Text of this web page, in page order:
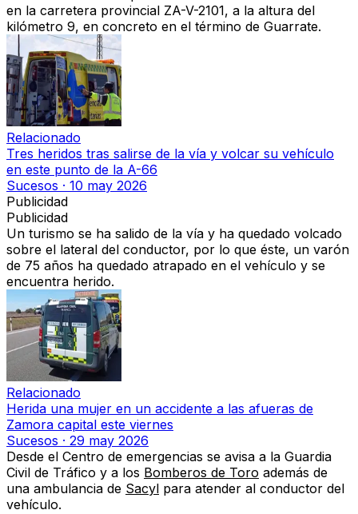
en la carretera provincial ZA-V-2101, a la altura del
kilómetro 9, en concreto en el término de Guarrate.
Relacionado
Tres heridos tras salirse de la vía y volcar su vehículo
en este punto de la A-66
Sucesos · 10 may 2026
Publicidad
Publicidad
Un turismo se ha salido de la vía y ha quedado volcado
sobre el lateral del conductor, por lo que éste, un varón
de 75 años ha quedado atrapado en el vehículo y se
encuentra herido.
Relacionado
Herida una mujer en un accidente a las afueras de
Zamora capital este viernes
Sucesos · 29 may 2026
Desde el Centro de emergencias se avisa a la Guardia
Civil de Tráfico y a los Bomberos de Toro además de
una ambulancia de Sacyl para atender al conductor del
vehículo.